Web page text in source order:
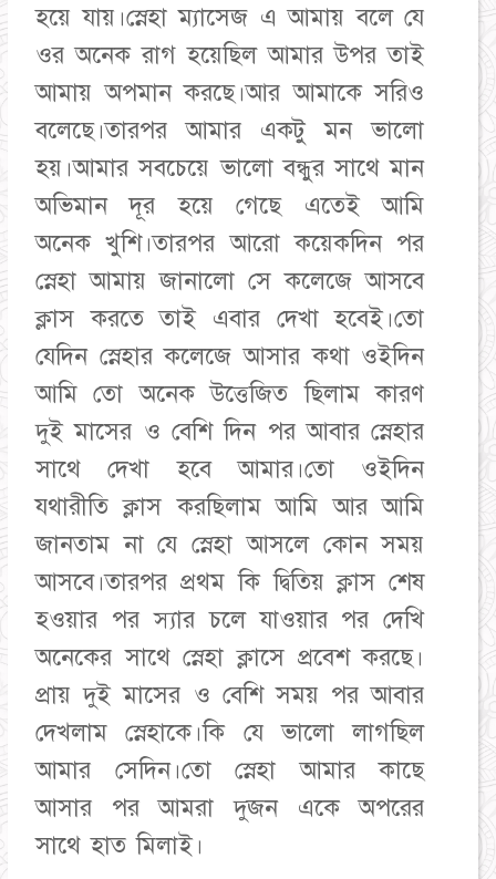
হয়ে যায়।স্নেহা ম্যাসেজ এ আমায় বলে যে
ওর অনেক রাগ হয়েছিল আমার উপর তাই
আমায় অপমান করছে।আর আমাকে সরিও
বলেছে।তারপর আমার একটু মন ভালো
হয়।আমার সবচেয়ে ভালো বন্ধুর সাথে মান
অভিমান দূর হয়ে গেছে এতেই আমি
অনেক খুশি।তারপর আরো কয়েকদিন পর
স্নেহা আমায় জানালো সে কলেজে আসবে
ক্লাস করতে তাই এবার দেখা হবেই।তো
যেদিন স্নেহার কলেজে আসার কথা ওইদিন
আমি তো অনেক উত্তেজিত ছিলাম কারণ
দুই মাসের ও বেশি দিন পর আবার স্নেহার
সাথে দেখা হবে আমার।তো ওইদিন
যথারীতি ক্লাস করছিলাম আমি আর আমি
জানতাম না যে স্নেহা আসলে কোন সময়
আসবে।তারপর প্রথম কি দ্বিতিয় ক্লাস শেষ
হওয়ার পর স্যার চলে যাওয়ার পর দেখি
অনেকের সাথে স্নেহা ক্লাসে প্রবেশ করছে।
প্রায় দুই মাসের ও বেশি সময় পর আবার
দেখলাম স্নেহাকে।কি যে ভালো লাগছিল
আমার সেদিন।তো স্নেহা আমার কাছে
আসার পর আমরা দুজন একে অপরের
সাথে হাত মিলাই।